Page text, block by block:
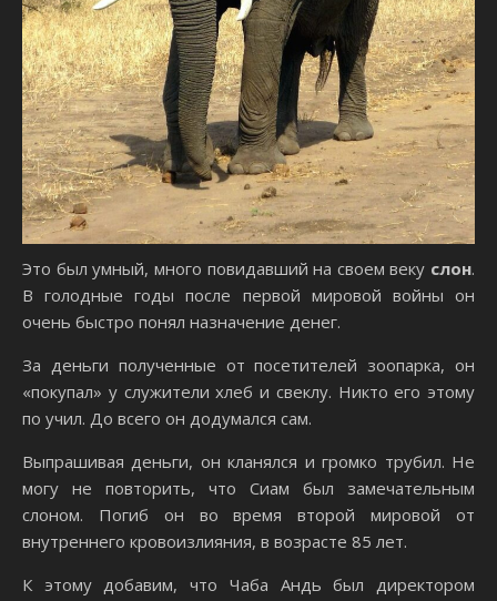
Это был умный, много повидавший на своем веку слон.
В голодные годы после первой мировой войны он
очень быстро понял назначение денег.
За деньги полученные от посетителей зоопарка, он
«покупал» у служители хлеб и свеклу. Никто его этому
по учил. До всего он додумался сам.
Выпрашивая деньги, он кланялся и громко трубил. Не
могу не повторить, что Сиам был замечательным
слоном. Погиб он во время второй мировой от
внутреннего кровоизлияния, в возрасте 85 лет.
К этому добавим, что Чаба Андь был директором